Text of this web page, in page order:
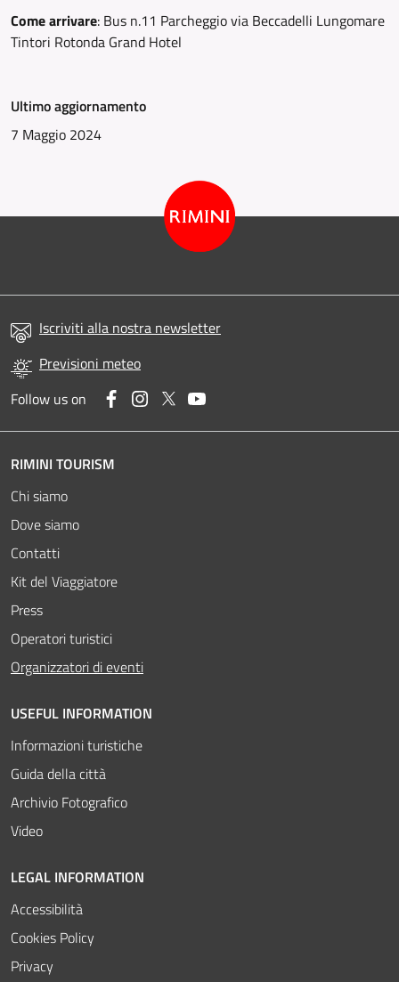
Come arrivare: Bus n.11 Parcheggio via Beccadelli Lungomare
Tintori Rotonda Grand Hotel
Ultimo aggiornamento
7 Maggio 2024
Iscriviti alla nostra newsletter
Previsioni meteo
Follow us on
FacebookInstagram
Twitter
RIMINI TOURISM
Chi siamo
Dove siamo
Contatti
Kit del Viaggiatore
Press
Operatori turistici
Organizzatori di eventi
USEFUL INFORMATION
Informazioni turistiche
Guida della città
Archivio Fotografico
Video
LEGAL INFORMATION
Accessibilità
Cookies Policy
Privacy